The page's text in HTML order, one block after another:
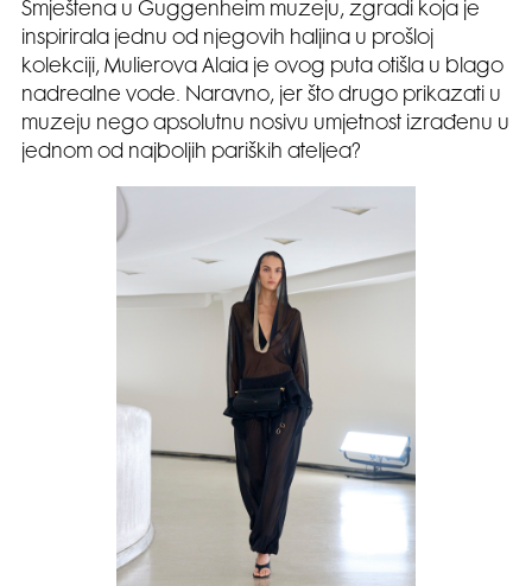
Smještena u Guggenheim muzeju, zgradi koja je
inspirirala jednu od njegovih haljina u prošloj
kolekciji, Mulierova Alaia je ovog puta otišla u blago
nadrealne vode. Naravno, jer što drugo prikazati u
muzeju nego apsolutnu nosivu umjetnost izrađenu u
jednom od najboljih pariških ateljea?